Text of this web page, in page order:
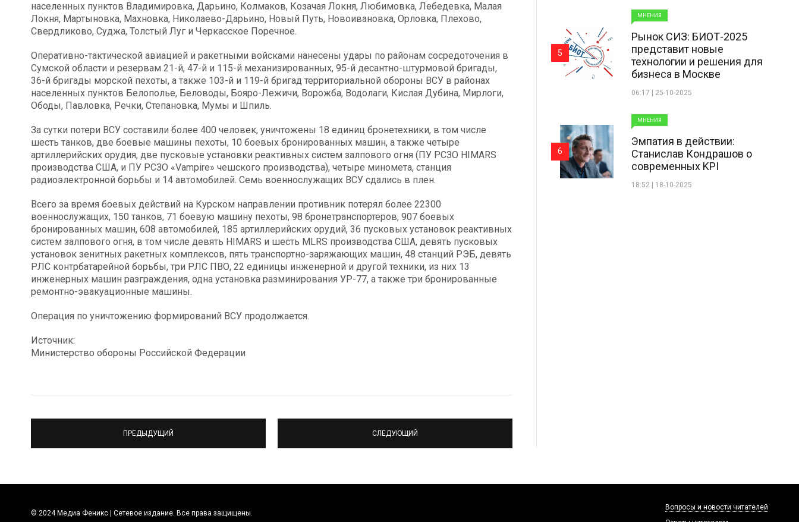
населенных пунктов Владимировка, Дарьино, Колмаков, Козачая Локня, Любимовка, Лебедевка, Малая
Локня, Мартыновка, Махновка, Николаево-Дарьино, Новый Путь, Новоивановка, Орловка, Плехово,
Свердликово, Суджа, Толстый Луг и Черкасское Поречное.
Оперативно-тактической авиацией и ракетными войсками нанесены удары по районам сосредоточения в
Сумской области и резервам 21-й, 47-й и 115-й механизированных, 95-й десантно-штурмовой бригады,
36-й бригады морской пехоты, а также 103-й и 119-й бригад территориальной обороны ВСУ в районах
населенных пунктов Белополье, Беловоды, Бояро-Лежичи, Ворожба, Водолаги, Кислая Дубина, Мирлоги,
Ободы, Павловка, Речки, Степановка, Мумы и Шпиль.
За сутки потери ВСУ составили более 400 человек, уничтожены 18 единиц бронетехники, в том числе
шесть танков, две боевые машины пехоты, 10 боевых бронированных машин, а также четыре
артиллерийских орудия, две пусковые установки реактивных систем залпового огня (ПУ РСЗО HIMARS
производства США, и ПУ РСЗО «Vampire» чешского производства), четыре миномета, станция
радиоэлектронной борьбы и 14 автомобилей. Семь военнослужащих ВСУ сдались в плен.
Всего за время боевых действий на Курском направлении противник потерял более 22300
военнослужащих, 150 танков, 71 боевую машину пехоты, 98 бронетранспортеров, 907 боевых
бронированных машин, 608 автомобилей, 185 артиллерийских орудий, 36 пусковых установок реактивных
систем залпового огня, в том числе девять HIMARS и шесть MLRS производства США, девять пусковых
установок зенитных ракетных комплексов, пять транспортно-заряжающих машин, 48 станций РЭБ, девять
РЛС контрбатарейной борьбы, три РЛС ПВО, 22 единицы инженерной и другой техники, из них 13
инженерных машин разграждения, одна установка разминирования УР-77, а также три бронированные
ремонтно-эвакуационные машины.
Операция по уничтожению формирований ВСУ продолжается.
Источник:
Министерство обороны Российской Федерации
ПРЕДЫДУЩИЙ СЛЕДУЮЩИЙ
МНЕНИЯ
Рынок СИЗ: БИОТ-2025
представит новые
технологии и решения для
бизнеса в Москве
06:17 | 25-10-2025
5
МНЕНИЯ
Эмпатия в действии:
Станислав Кондрашов о
современных KPI
18:52 | 18-10-2025
6
© 2024 Медиа Феникс | Сетевое издание. Все права защищены.
Вопросы и новости читателей